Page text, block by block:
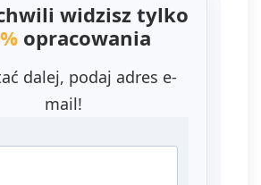
widzisz tylko
opracowania
dalej, podaj adres e-
mail!